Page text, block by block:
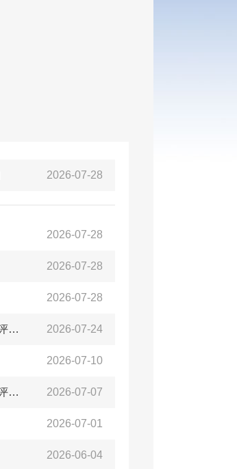
2026-07-28
2026-07-28
2026-07-28
2026-07-28
关于报送2026年度艺术图书资料群众文化美术文物博物播音主持专业中级职称评审材料的通知 2026-07-24
2026-07-10
关于转发《关于做好2026年度青岛市工程技术副高级和基层工程技术高级职称评审工作的通知》的通知 2026-07-07
2026-07-01
2026-06-04